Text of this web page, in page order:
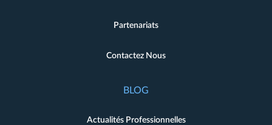
Partenariats
Contactez Nous
BLOG
Actualités Professionnelles